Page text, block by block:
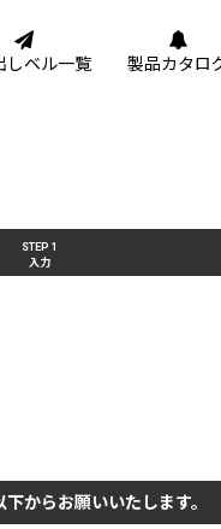
しベル一覧 製品カタロ
STEP 1
入力
からお願いいたします。